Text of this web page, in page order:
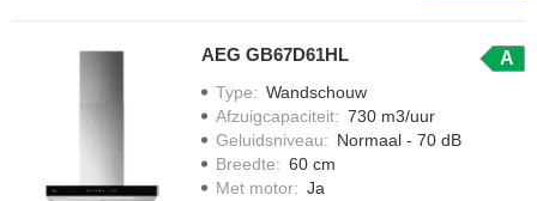
AEG GB67D61HL A
Type: Wandschouw
Afzuigcapaciteit: 730 m3/uur
Geluidsniveau: Normaal - 70 dB
Breedte: 60 cm
Met motor: Ja